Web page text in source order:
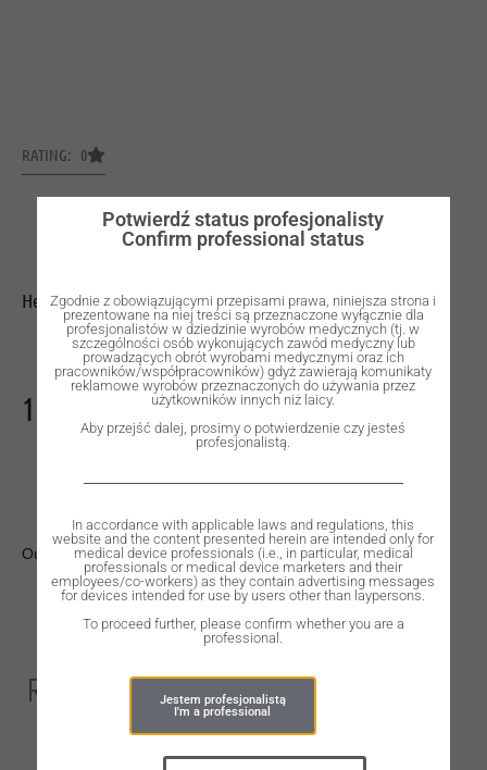
RATING: 0
Healing abutment, 2 mm, R.
135,00
Out of stock
Related Products
Potwierdź status profesjonalisty
Confirm professional status
Zgodnie z obowiązującymi przepisami prawa, niniejsza strona i
prezentowane na niej treści są przeznaczone wyłącznie dla
profesjonalistów w dziedzinie wyrobów medycznych (tj. w
szczególności osób wykonujących zawód medyczny lub
prowadzących obrót wyrobami medycznymi oraz ich
pracowników/współpracowników) gdyż zawierają komunikaty
reklamowe wyrobów przeznaczonych do używania przez
użytkowników innych niż laicy.
Aby przejść dalej, prosimy o potwierdzenie czy jesteś
profesjonalistą.
In accordance with applicable laws and regulations, this
website and the content presented herein are intended only for
medical device professionals (i.e., in particular, medical
professionals or medical device marketers and their
employees/co-workers) as they contain advertising messages
for devices intended for use by users other than laypersons.
To proceed further, please confirm whether you are a
professional.
Jestem profesjonalistą
I'm a professional